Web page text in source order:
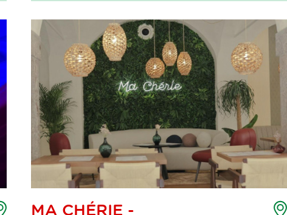
ZemljevidMA CHÉRIE -